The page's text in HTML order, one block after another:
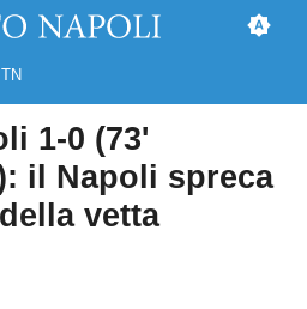
1-0 (73'
il Napoli spreca
vetta